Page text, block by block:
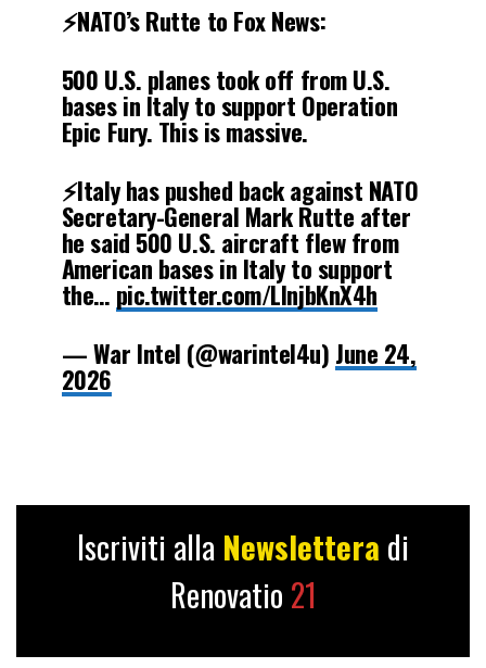
⚡️NATO’s Rutte to Fox News:
500 U.S. planes took off from U.S.
bases in Italy to support Operation
Epic Fury. This is massive.
⚡️Italy has pushed back against NATO
Secretary-General Mark Rutte after
he said 500 U.S. aircraft flew from
American bases in Italy to support
the… pic.twitter.com/LlnjbKnX4h
— War Intel (@warintel4u) June 24,
2026
Iscriviti alla Newslettera di
Renovatio 21